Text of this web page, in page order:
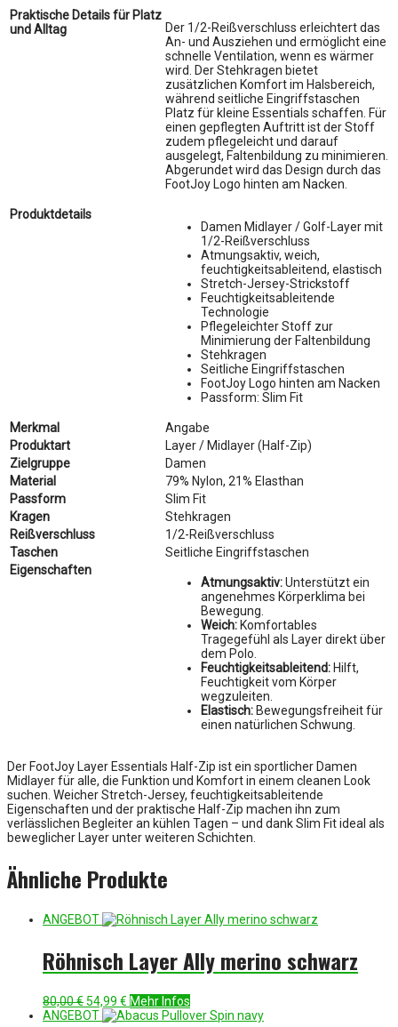
Praktische Details für Platz
und Alltag
Der 1/2-Reißverschluss erleichtert das
An- und Ausziehen und ermöglicht eine
schnelle Ventilation, wenn es wärmer
wird. Der Stehkragen bietet
zusätzlichen Komfort im Halsbereich,
während seitliche Eingriffstaschen
Platz für kleine Essentials schaffen. Für
einen gepflegten Auftritt ist der Stoff
zudem pflegeleicht und darauf
ausgelegt, Faltenbildung zu minimieren.
Abgerundet wird das Design durch das
FootJoy Logo hinten am Nacken.
Produktdetails
Damen Midlayer / Golf-Layer mit
1/2-Reißverschluss
Atmungsaktiv, weich,
feuchtigkeitsableitend, elastisch
Stretch-Jersey-Strickstoff
Feuchtigkeitsableitende
Technologie
Pflegeleichter Stoff zur
Minimierung der Faltenbildung
Stehkragen
Seitliche Eingriffstaschen
FootJoy Logo hinten am Nacken
Passform: Slim Fit
Merkmal
Angabe
Produktart
Layer / Midlayer (Half-Zip)
Zielgruppe
Damen
Material
79% Nylon, 21% Elasthan
Passform
Slim Fit
Kragen
Stehkragen
Reißverschluss
1/2-Reißverschluss
Taschen
Seitliche Eingriffstaschen
Eigenschaften
Atmungsaktiv:Unterstützt ein
angenehmes Körperklima bei
Bewegung.
Weich: Komfortables
Tragegefühl als Layer direkt über
dem Polo.
Feuchtigkeitsableitend: Hilft,
Feuchtigkeit vom Körper
wegzuleiten.
Elastisch: Bewegungsfreiheit für
einen natürlichen Schwung.
Der FootJoy Layer Essentials Half-Zip ist ein sportlicher Damen
Midlayer für alle, die Funktion und Komfort in einem cleanen Look
suchen. Weicher Stretch-Jersey, feuchtigkeitsableitende
Eigenschaften und der praktische Half-Zip machen ihn zum
verlässlichen Begleiter an kühlen Tagen – und dank Slim Fit ideal als
beweglicher Layer unter weiteren Schichten.
Ähnliche Produkte
ANGEBOT
Röhnisch Layer Ally merino schwarz
80,00€ Ursprünglicher
Preis
54,99 € Aktueller
Preis
Mehr Infos
ANGEBOT